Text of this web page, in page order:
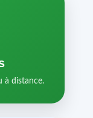
à distance.